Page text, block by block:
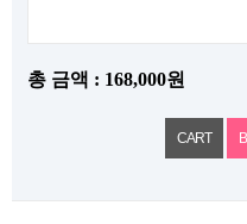
총 금액 : 168,000원